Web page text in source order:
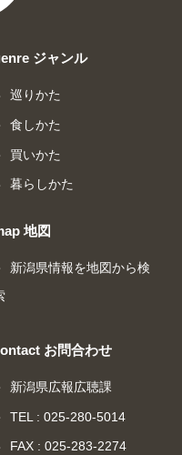
ジャンル
巡りかた
食しかた
買いかた
暮らしかた
地図
新潟県情報を地図から検
お問合わせ
新潟県広報広聴課
TEL : 025-280-5014
FAX : 025-283-2274